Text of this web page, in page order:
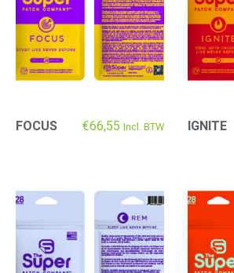
FOCUS €66,55 Incl. BTW IGNITE